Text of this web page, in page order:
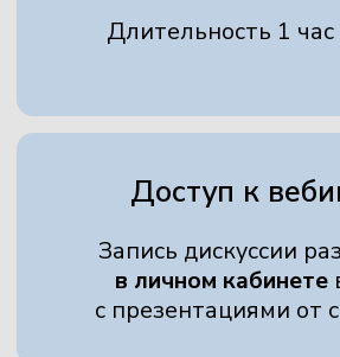
профессиональном споре…
Читать весь отзыв